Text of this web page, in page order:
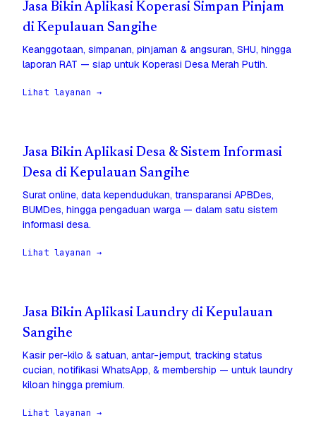
Jasa Bikin Aplikasi Koperasi Simpan Pinjam
di Kepulauan Sangihe
Keanggotaan, simpanan, pinjaman & angsuran, SHU, hingga
laporan RAT — siap untuk Koperasi Desa Merah Putih.
Lihat layanan →
Jasa Bikin Aplikasi Desa & Sistem Informasi
Desa di Kepulauan Sangihe
Surat online, data kependudukan, transparansi APBDes,
BUMDes, hingga pengaduan warga — dalam satu sistem
informasi desa.
Lihat layanan →
Jasa Bikin Aplikasi Laundry di Kepulauan
Sangihe
Kasir per-kilo & satuan, antar-jemput, tracking status
cucian, notifikasi WhatsApp, & membership — untuk laundry
kiloan hingga premium.
Lihat layanan →